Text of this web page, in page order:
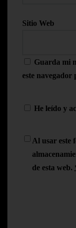
Sitio Web
Guarda mi
este navegador
He leído y
Al usar este
de esta web.